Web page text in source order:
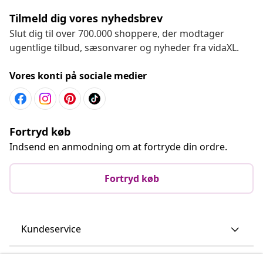
Tilmeld dig vores nyhedsbrev
Slut dig til over 700.000 shoppere, der modtager
ugentlige tilbud, sæsonvarer og nyheder fra vidaXL.
Vores konti på sociale medier
Fortryd køb
Indsend en anmodning om at fortryde din ordre.
Fortryd køb
Kundeservice